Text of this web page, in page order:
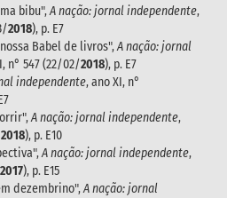
bibu",A nação: jornal independente,
2018), p. E7
Babel de livros",A nação: jornal
n° 547 (22/02/2018), p. E7
independente, ano XI, n°
A nação: jornal independente,
2018), p. E10
A nação: jornal independente,
2017), p. E15
dezembrino",A nação: jornal